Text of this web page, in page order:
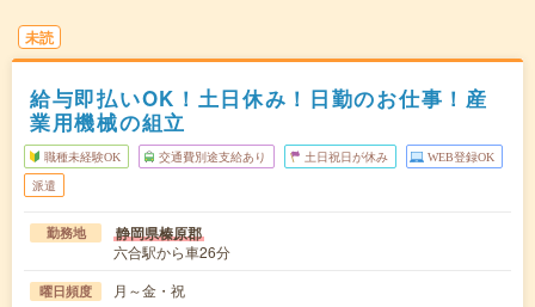
未読
給与即払いOK！土日休み！日勤のお仕事！産
業用機械の組立
職種未経験OK 交通費別途支給あり 土日祝日が休み WEB登録OK
派遣
勤務地 静岡県榛原郡
六合駅から車26分
曜日頻度 月～金・祝